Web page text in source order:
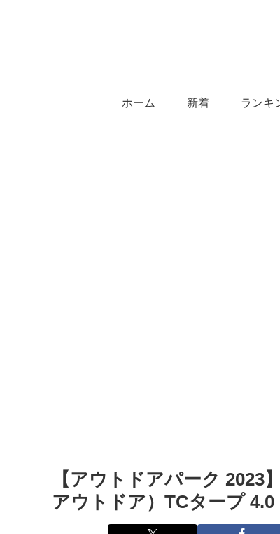
ホーム 新着 ランキ
【アウトドアパーク 2023
アウトドア）TCタープ